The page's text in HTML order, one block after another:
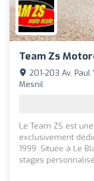
Team Zs
201-203 Av.
Mesnil
Le Team ZS est
exclusivement
1999. Située à Le
stages